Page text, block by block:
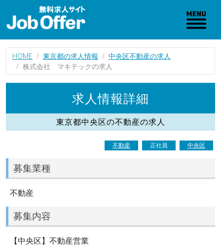
HOME 東京都の求人情報
中央区不動産の求人
株式会社 マキテックの求人
求人情報詳細
東京都中央区の不動産の求人
不動産 正社員 中央区
募集業種
不動産
募集内容
【中央区】不動産営業